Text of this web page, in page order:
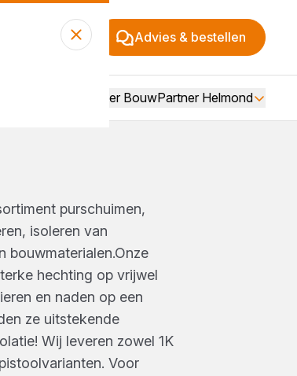
Advies & bestellen
Over BouwPartner Helmond
purschuimen,
isoleren van
bouwmaterialen.Onze
hechting op vrijwel
en naden op een
ze uitstekende
Wij leveren zowel 1K
Voor